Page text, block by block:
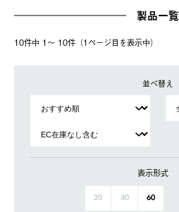
製品一覧
10件中 1〜 10件（1ページ⽬を表⽰中）
並べ替え
表示形式
20 40 60